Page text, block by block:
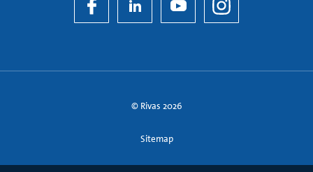
© Rivas 2026
Sitemap